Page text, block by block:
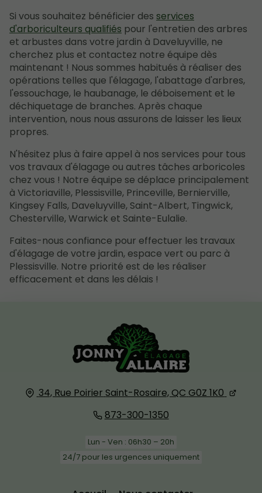
Si vous souhaitez bénéficier des services
d'arboriculteurs qualifiés pour l'entretien des arbres
et arbustes dans votre jardin à Daveluyville, ne
cherchez plus et contactez notre équipe dès
maintenant ! Nous sommes habitués à réaliser des
opérations telles que l'élagage, l'abattage d'arbres,
l'essouchage, le haubanage, le déboisement et le
déchiquetage de branches. Après chaque
intervention, nous nous assurons de laisser les lieux
propres.
N'hésitez plus à faire appel à nos services pour tous
vos travaux d'élagage ou autres tâches arboricoles
chez vous ! Notre équipe se déplace principalement
à Victoriaville, Plessisville, Princeville, Bernierville,
Kingsey Falls, Daveluyville, Saint-Albert, Tingwick,
Chesterville, Warwick et Sainte-Eulalie.
Faites-nous confiance pour effectuer les travaux
d'élagage de votre jardin, espace vert ou parc à
Plessisville. Notre priorité est de les réaliser
efficacement et dans les délais !
34, Rue Poirier Saint-Rosaire, QC G0Z 1K0
873-300-1350
Lun - Ven : 06h30 – 20h
24/7 pour les urgences uniquement